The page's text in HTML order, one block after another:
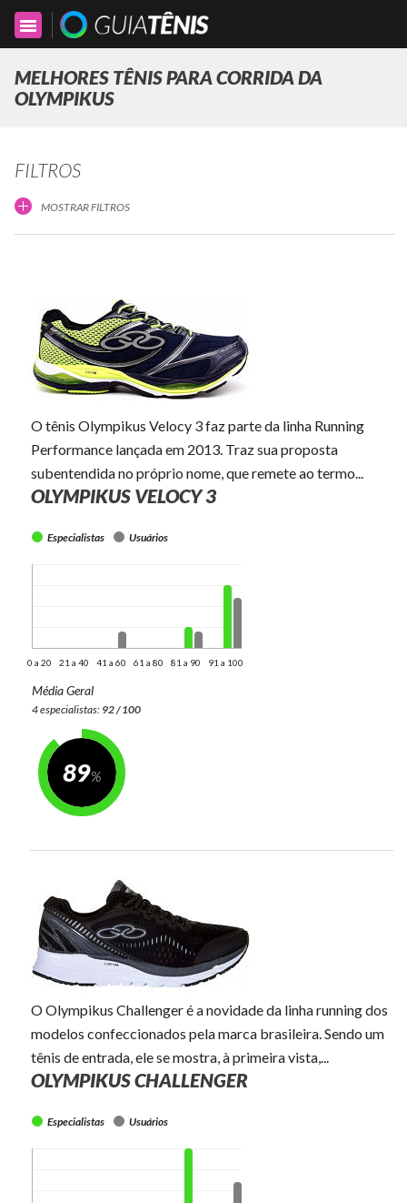
Toggle
navigation
MELHORES TÊNIS PARA CORRIDA DA
OLYMPIKUS
FILTROS
MOSTRAR FILTROS
O tênis Olympikus Velocy 3 faz parte da linha Running
Performance lançada em 2013. Traz sua proposta
subentendida no próprio nome, que remete ao termo...
OLYMPIKUS VELOCY 3
Especialistas Usuários
0 a 20 21 a 40 41 a 60 61 a 80 81 a 90 91 a 100
Média Geral
4 especialistas: 92 / 100
89
O Olympikus Challenger é a novidade da linha running dos
modelos confeccionados pela marca brasileira. Sendo um
tênis de entrada, ele se mostra, à primeira vista,...
OLYMPIKUS CHALLENGER
Especialistas Usuários